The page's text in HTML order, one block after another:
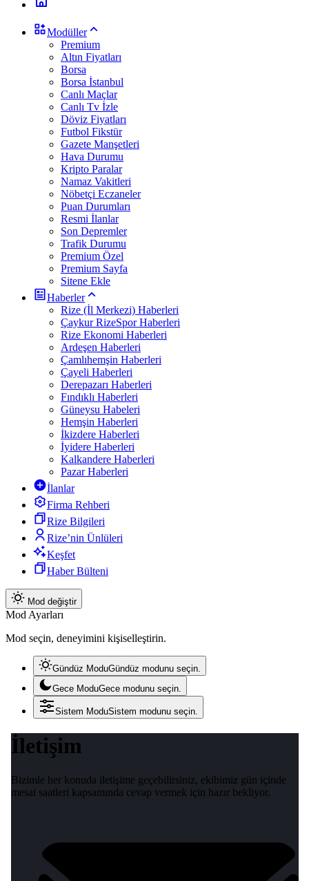
Modüller
Premium
Altın Fiyatları
Borsa
Borsa İstanbul
Canlı Maçlar
Canlı Tv İzle
Döviz Fiyatları
Futbol Fikstür
Gazete Manşetleri
Hava Durumu
Kripto Paralar
Namaz Vakitleri
Nöbetçi Eczaneler
Puan Durumları
Resmi İlanlar
Son Depremler
Trafik Durumu
Premium Özel
Premium Sayfa
Sitene Ekle
Haberler
Rize (İl Merkezi) Haberleri
Çaykur RizeSpor Haberleri
Rize Ekonomi Haberleri
Ardeşen Haberleri
Çamlıhemşin Haberleri
Çayeli Haberleri
Derepazarı Haberleri
Fındıklı Haberleri
Güneysu Habeleri
Hemşin Haberleri
İkizdere Haberleri
İyidere Haberleri
Kalkandere Haberleri
Pazar Haberleri
İlanlar
Firma Rehberi
Rize Bilgileri
Rize’nin Ünlüleri
Keşfet
Haber Bülteni
Mod değiştir
Mod Ayarları
Mod seçin, deneyimini kişiselleştirin.
Gündüz ModuGündüz modunu seçin.
Gece ModuGece modunu seçin.
Sistem ModuSistem modunu seçin.
İletişim
Bizimle her konuda iletişime geçebilirsiniz, ekibimiz gün içinde
mesai saatleri kapsamında cevap vermek için hazır bekliyor.